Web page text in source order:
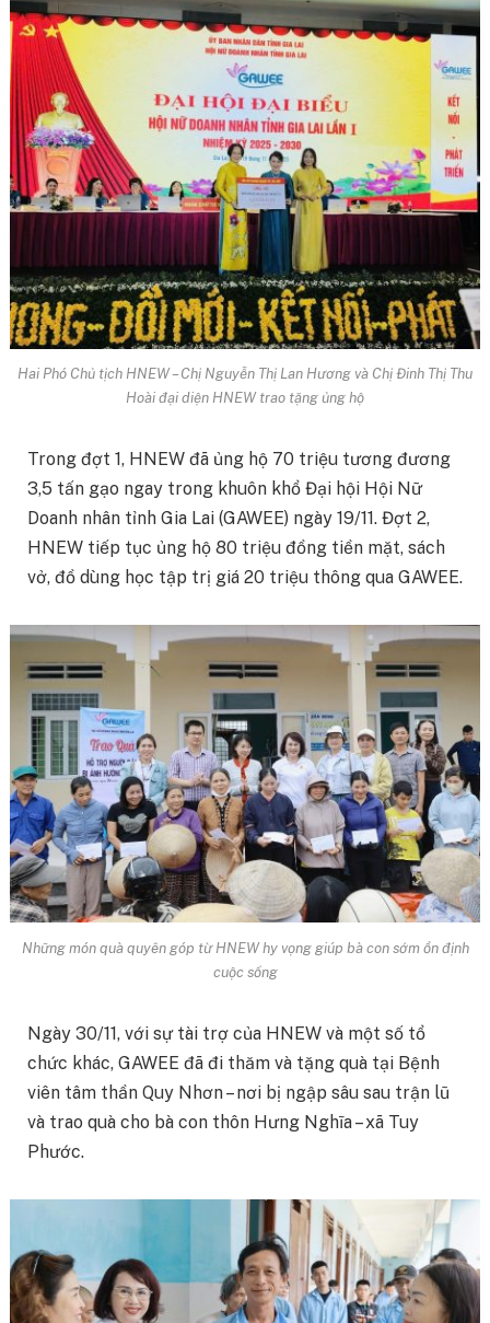
Hai Phó Chủ tịch HNEW – Chị Nguyễn Thị Lan Hương và Chị Đinh Thị Thu
Hoài đại diện HNEW trao tặng ủng hộ
Trong đợt 1, HNEW đã ủng hộ 70 triệu tương đương
3,5 tấn gạo ngay trong khuôn khổ Đại hội Hội Nữ
Doanh nhân tỉnh Gia Lai (GAWEE) ngày 19/11. Đợt 2,
HNEW tiếp tục ủng hộ 80 triệu đồng tiền mặt, sách
vở, đồ dùng học tập trị giá 20 triệu thông qua GAWEE.
Những món quà quyên góp từ HNEW hy vọng giúp bà con sớm ổn định
cuộc sống
Ngày 30/11, với sự tài trợ của HNEW và một số tổ
chức khác, GAWEE đã đi thăm và tặng quà tại Bệnh
viên tâm thần Quy Nhơn – nơi bị ngập sâu sau trận lũ
và trao quà cho bà con thôn Hưng Nghĩa – xã Tuy
Phước.